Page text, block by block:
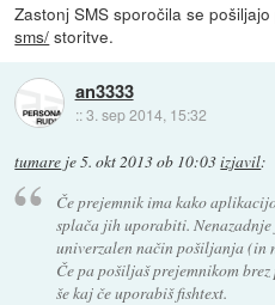
Zastonj SMS sporočila se pošiljajo
sms/ storitve.
an3333
::3. sep 2014, 15:32
tumare je5. okt 2013 ob 10:03izjavil:
Če prejemnik ima kako
splača jih uporabiti.
univerzalen način pošiljanja (in
Če pa pošiljaš prejemnikom
še kaj če uporabiš fishtext.